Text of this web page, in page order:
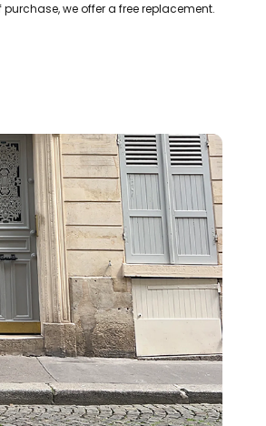
purchase, we offer a free replacement.